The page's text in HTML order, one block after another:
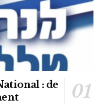
: de